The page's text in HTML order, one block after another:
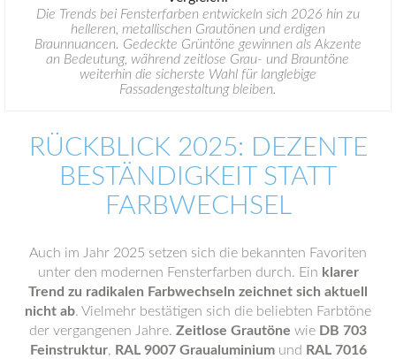
Die Trends bei Fensterfarben entwickeln sich 2026 hin zu
helleren, metallischen Grautönen und erdigen
Braunnuancen. Gedeckte Grüntöne gewinnen als Akzente
an Bedeutung, während zeitlose Grau- und Brauntöne
weiterhin die sicherste Wahl für langlebige
Fassadengestaltung bleiben.
RÜCKBLICK 2025: DEZENTE
BESTÄNDIGKEIT STATT
FARBWECHSEL
Auch im Jahr 2025 setzen sich die bekannten Favoriten
unter den modernen Fensterfarben durch. Ein klarer
Trend zu radikalen Farbwechseln zeichnet sich aktuell
nicht ab. Vielmehr bestätigen sich die beliebten Farbtöne
der vergangenen Jahre. Zeitlose Grautöne wie DB 703
Feinstruktur, RAL 9007 Graualuminiumund RAL 7016